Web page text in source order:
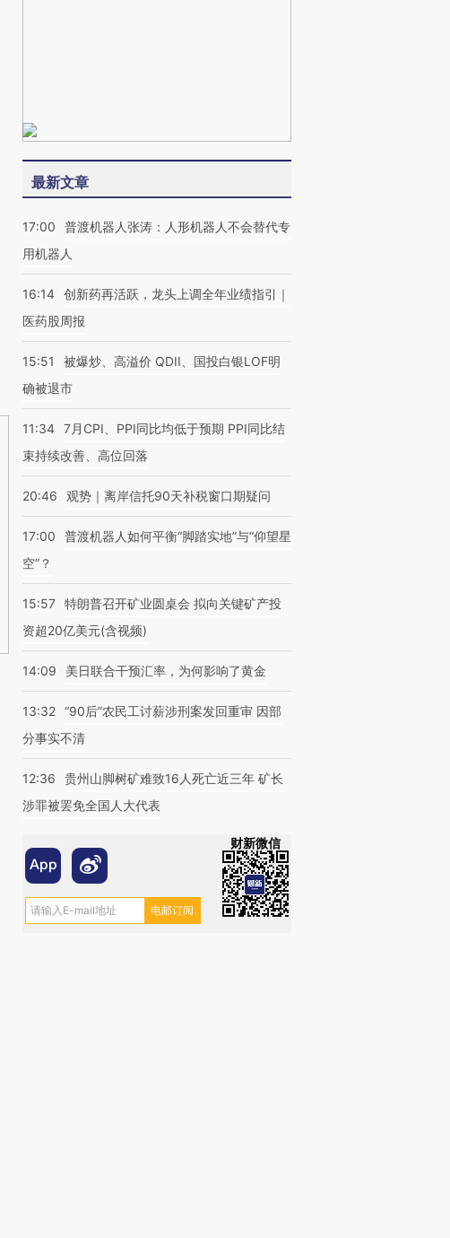
｜“入侵”还是“人道危
最新文章
17:00
普渡机器人张涛：人形机器人不会替代专
用机器人
16:14 创新药再活跃，龙头上调全年业绩指引｜
医药股周报
15:51
被爆炒、高溢价 QDII、国投白银LOF明
确被退市
11:34 7月CPI、PPI同比均低于预期 PPI同比结
束持续改善、高位回落
20:46 观势｜离岸信托90天补税窗口期疑问
17:00
普渡机器人如何平衡“脚踏实地”与“仰望星
空”？
15:57 特朗普召开矿业圆桌会 拟向关键矿产投
资超20亿美元(含视频)
14:09 美日联合干预汇率，为何影响了黄金
13:32 “90后”农民工讨薪涉刑案发回重审 因部
分事实不清
12:36
贵州山脚树矿难致16人死亡近三年 矿长
涉罪被罢免全国人大代表
财新微信